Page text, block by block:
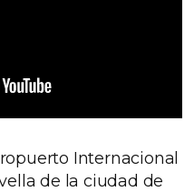
Internacional
de la ciudad de